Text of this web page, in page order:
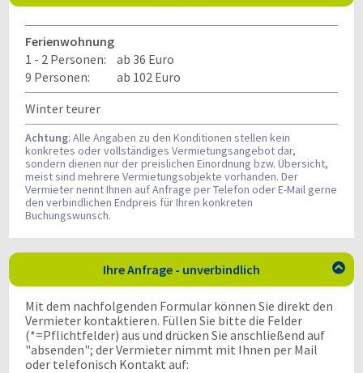
Ferienwohnung
1 - 2 Personen:
ab 36 Euro
9 Personen:
ab 102 Euro
Winter teurer
Achtung: Alle Angaben zu den Konditionen stellen kein
konkretes oder vollständiges Vermietungsangebot dar,
sondern dienen nur der preislichen Einordnung bzw. Übersicht,
meist sind mehrere Vermietungsobjekte vorhanden. Der
Vermieter nennt Ihnen auf Anfrage per Telefon oder E-Mail gerne
den verbindlichen Endpreis für Ihren konkreten
Buchungswunsch.
Ihre Anfrage - unverbindlich 
Mit dem nachfolgenden Formular können Sie direkt den
Vermieter kontaktieren. Füllen Sie bitte die Felder
(*=Pflichtfelder) aus und drücken Sie anschließend auf
"absenden"; der Vermieter nimmt mit Ihnen per Mail
oder telefonisch Kontakt auf: